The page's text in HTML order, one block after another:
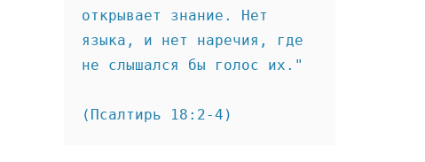
открывает знание. Нет
языка, и нет наречия, где
не слышался бы голос их."
(Псалтирь 18:2-4)